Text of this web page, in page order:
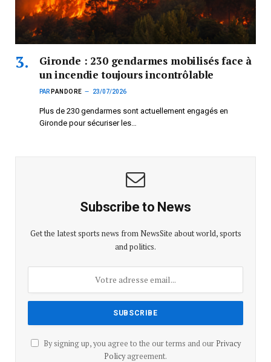
Gironde : 230 gendarmes mobilisés face à
un incendie toujours incontrôlable
PAR PANDORE 23/07/2026
Plus de 230 gendarmes sont actuellement engagés en
Gironde pour sécuriser les…
Subscribe to News
Get the latest sports news from NewsSite about world, sports
and politics.
By signing up, you agree to the our terms and our Privacy
Policyagreement.